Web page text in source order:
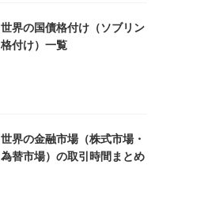
世界の国債格付け（ソブリン
格付け）一覧
世界の金融市場（株式市場・
為替市場）の取引時間まとめ